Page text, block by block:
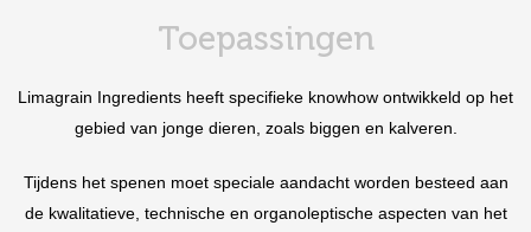
Toepassingen
Limagrain Ingredients heeft specifieke knowhow ontwikkeld op het
gebied van jonge dieren, zoals biggen en kalveren.
Tijdens het spenen moet speciale aandacht worden besteed aan
de kwalitatieve, technische en organoleptische aspecten van het